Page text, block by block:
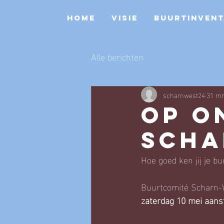
HOME VISIE
Alle berichten
Op
scharnwest2431
Hoe goed ken jij je
Buurtcomité
zaterdag 10 mei